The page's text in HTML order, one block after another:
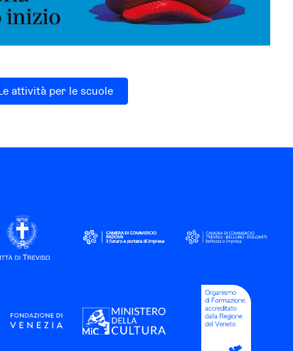
attività per le scuole